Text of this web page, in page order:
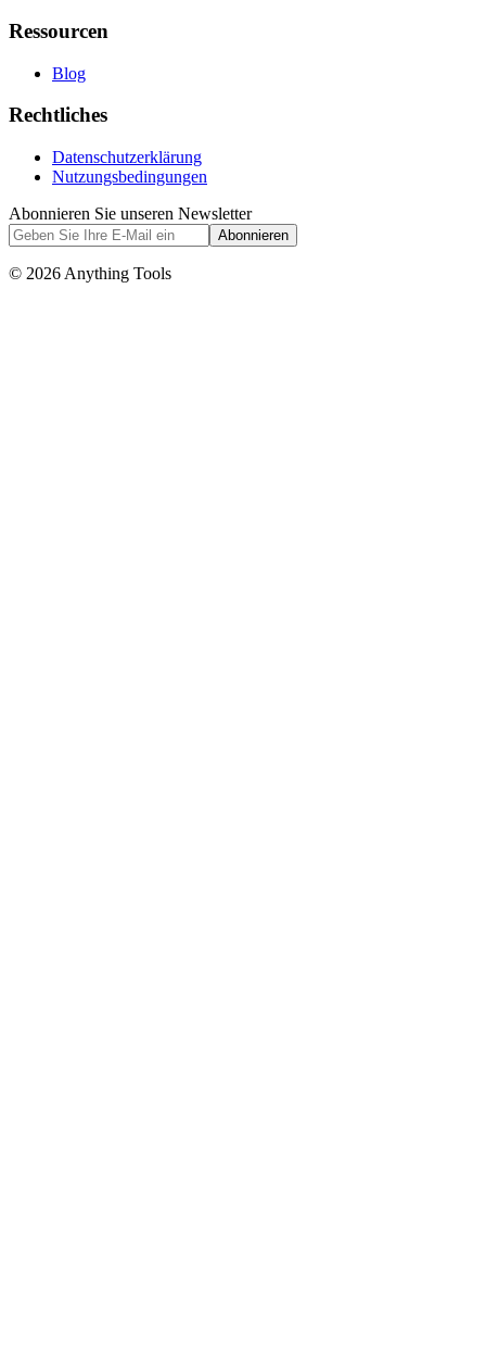
Ressourcen
Blog
Rechtliches
Datenschutzerklärung
Nutzungsbedingungen
Abonnieren Sie unseren Newsletter
Abonnieren
© 2026 Anything Tools